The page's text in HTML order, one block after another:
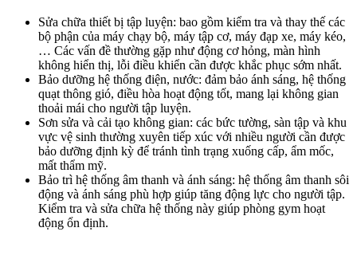
Sửa chữa thiết bị tập luyện: bao gồm kiểm tra và thay thế các
bộ phận của máy chạy bộ, máy tập cơ, máy đạp xe, máy kéo,
… Các vấn đề thường gặp như động cơ hỏng, màn hình
không hiển thị, lỗi điều khiển cần được khắc phục sớm nhất.
Bảo dưỡng hệ thống điện, nước: đảm bảo ánh sáng, hệ thống
quạt thông gió, điều hòa hoạt động tốt, mang lại không gian
thoải mái cho người tập luyện.
Sơn sửa và cải tạo không gian: các bức tường, sàn tập và khu
vực vệ sinh thường xuyên tiếp xúc với nhiều người cần được
bảo dưỡng định kỳ để tránh tình trạng xuống cấp, ẩm mốc,
mất thẩm mỹ.
Bảo trì hệ thống âm thanh và ánh sáng: hệ thống âm thanh sôi
động và ánh sáng phù hợp giúp tăng động lực cho người tập.
Kiểm tra và sửa chữa hệ thống này giúp phòng gym hoạt
động ổn định.